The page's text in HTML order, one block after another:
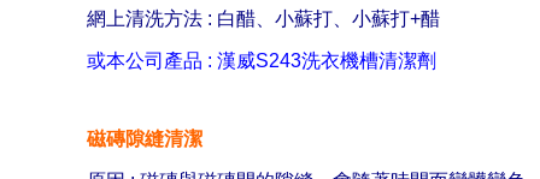
網上清洗方法 : 白醋、小蘇打、小蘇打+醋
或本公司產品 : 漢威S243洗衣機槽清潔劑
磁磚隙縫清潔